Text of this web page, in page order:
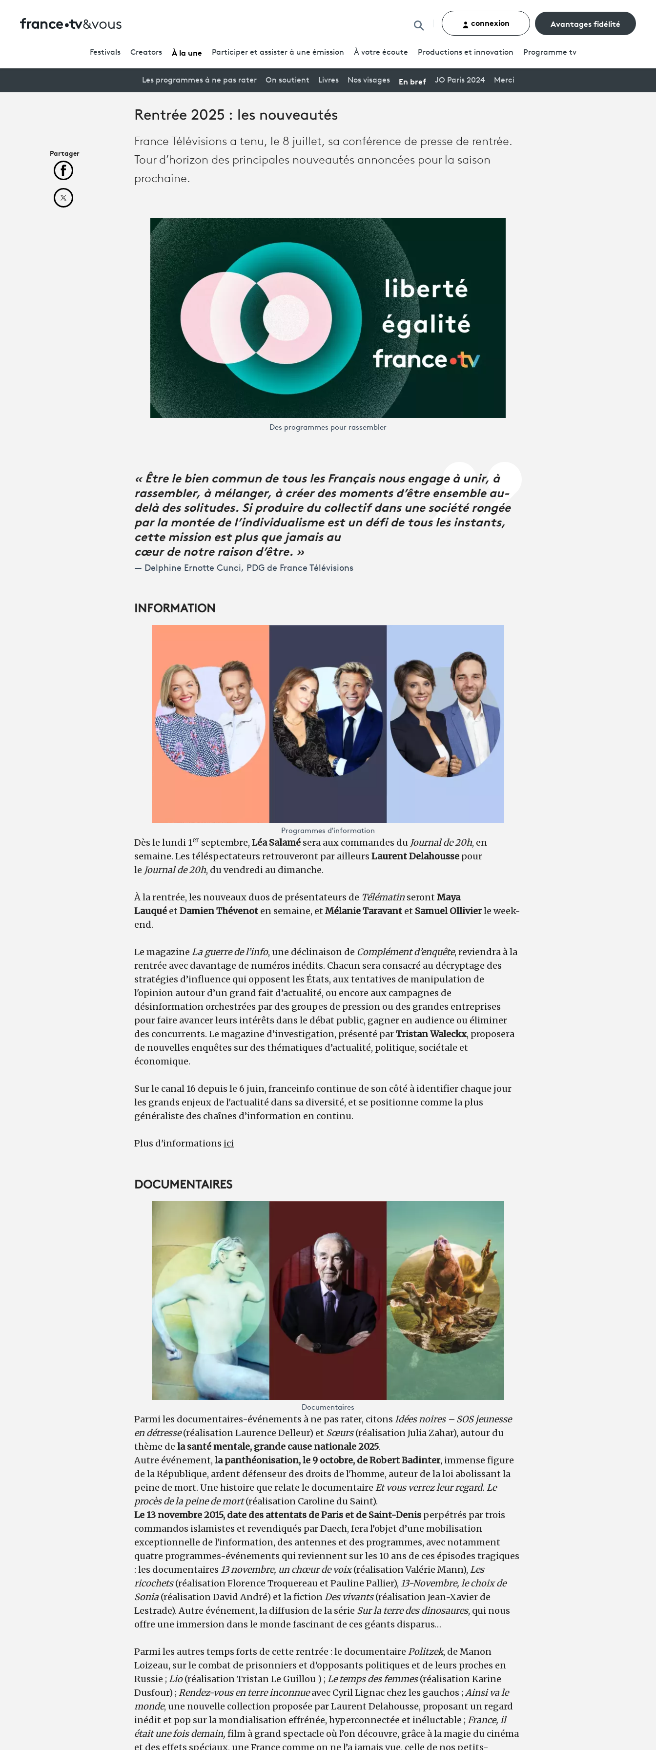
Rechercher un contenu
connexion Avantages fidélité
Festivals Creators À la une Participer et assister à une émission À votre écoute Productions et innovation Programme tv
Les programmes à ne pas rater On soutient Livres Nos visages En bref JO Paris 2024 Merci
Rentrée 2025 : les nouveautés
France Télévisions a tenu, le 8 juillet, sa conférence de presse de rentrée.
Tour d’horizon des principales nouveautés annoncées pour la saison
prochaine.
Des programmes pour rassembler
« Être le bien commun de tous les Français nous engage à unir, à
rassembler, à mélanger, à créer des moments d’être ensemble au-
delà des solitudes. Si produire du collectif dans une société rongée
par la montée de l’individualisme est un défi de tous les instants,
cette mission est plus que jamais au
cœur de notre raison d’être. »
Delphine Ernotte Cunci, PDG de France Télévisions
INFORMATION
Programmes d'information
Dès le lundi 1er septembre, Léa Salamé sera aux commandes du Journal de 20h, en
semaine. Les téléspectateurs retrouveront par ailleurs Laurent Delahousse pour
le Journal de 20h, du vendredi au dimanche.
À la rentrée, les nouveaux duos de présentateurs de Télématin seront Maya
Lauqué et Damien Thévenot en semaine, et Mélanie Taravant et Samuel Ollivierle week-
end.
Le magazine La guerre de l’info, une déclinaison de Complément d’enquête, reviendra à la
rentrée avec davantage de numéros inédits. Chacun sera consacré au décryptage des
stratégies d’influence qui opposent les États, aux tentatives de manipulation de
l'opinion autour d’un grand fait d’actualité, ou encore aux campagnes de
désinformation orchestrées par des groupes de pression ou des grandes entreprises
pour faire avancer leurs intérêts dans le débat public, gagner en audience ou éliminer
des concurrents. Le magazine d’investigation, présenté parTristan Waleckx, proposera
de nouvelles enquêtes sur des thématiques d’actualité, politique, sociétale et
économique.
Sur le canal 16 depuis le 6 juin, franceinfo continue de son côté à identifier chaque jour
les grands enjeux de l'actualité dans sa diversité, et se positionne comme la plus
généraliste des chaînes d’information en continu.
Plus d'informations ici
DOCUMENTAIRES
Documentaires
Parmi les documentaires-événements à ne pas rater, citons Idées noires – SOS jeunesse
en détresse(réalisation Laurence Delleur) et Sœurs(réalisation Julia Zahar), autour du
thème de la santé mentale, grande cause nationale 2025.
Autre événement, la panthéonisation, le 9 octobre, de Robert Badinter, immense figure
de la République, ardent défenseur des droits de l'homme, auteur de la loi abolissant la
peine de mort. Une histoire que relate le documentaire Et vous verrez leur regard. Le
procès de la peine de mort(réalisation Caroline du Saint).
Le 13 novembre 2015, date des attentats de Paris et de Saint-Denis perpétrés par trois
commandos islamistes et revendiqués par Daech, fera l’objet d’une mobilisation
exceptionnelle de l'information, des antennes et des programmes, avec notamment
quatre programmes-événements qui reviennent sur les 10 ans de ces épisodes tragiques
: les documentaires 13 novembre, un chœur de voix(réalisation Valérie Mann), Les
ricochets(réalisation Florence Troquereau et Pauline Pallier), 13-Novembre, le choix de
Sonia (réalisation David André) et la fictionDes vivants(réalisation Jean-Xavier de
Lestrade). Autre événement, la diffusion de la série Sur la terre des dinosaures, qui nous
offre une immersion dans le monde fascinant de ces géants disparus…
Parmi les autres temps forts de cette rentrée : le documentaire Politzek, de Manon
Loizeau, sur le combat de prisonniers et d'opposants politiques et de leurs proches en
Russie ; Lio(réalisation Tristan Le Guillou ) ; Le temps des femmes(réalisation Karine
Dusfour) ; Rendez-vous en terre inconnueavec Cyril Lignac chez les gauchos ; Ainsi va le
monde, une nouvelle collection proposée par Laurent Delahousse, proposant un regard
inédit et pop sur la mondialisation effrénée, hyperconnectée et inéluctable ; France, il
était une fois demain, film à grand spectacle où l’on découvre, grâce à la magie du cinéma
et des effets spéciaux, une France comme on ne l’a jamais vue, celle de nos petits-
Partager
Partager cet article sur Facebook
Partager cet article sur X